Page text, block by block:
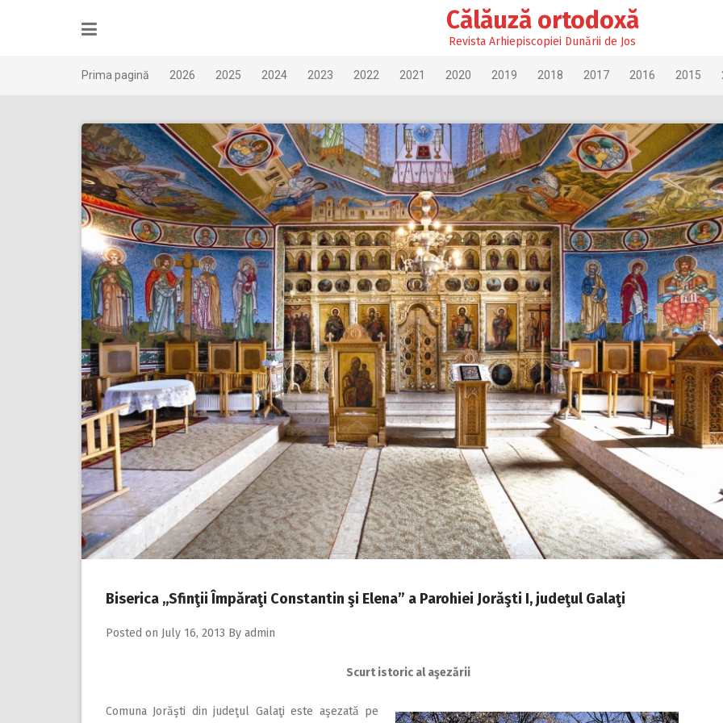
Călăuză ortodoxă
Revista Arhiepiscopiei Dunării de Jos
Prima pagină 2026 2025 2024 2023 2022 2021 2020 2019 2018 2017 2016 2015
Biserica ,,Sfinţii Împăraţi Constantin şi Elena” a Parohiei Jorăşti I, judeţul Galaţi
Posted on July 16, 2013 By admin
Scurt istoric al aşezării
Comuna Jorăşti din judeţul Galaţi este aşezată pe